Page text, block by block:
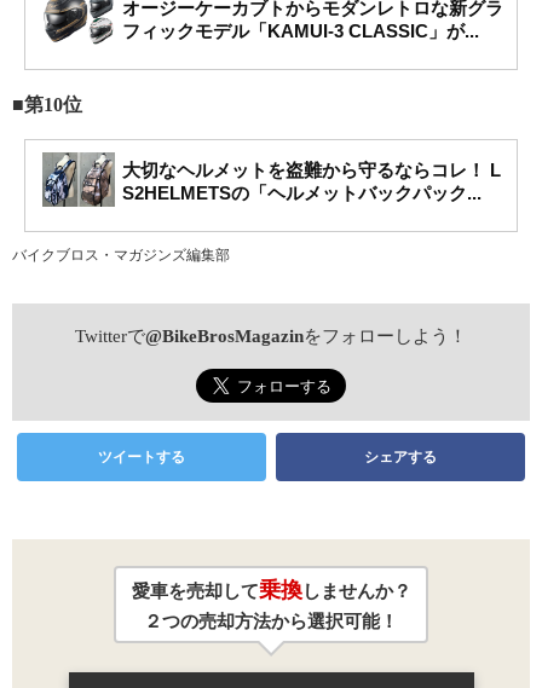
オージーケーカブトからモダンレトロな新グラ
フィックモデル「KAMUI-3 CLASSIC」が...
■第10位
大切なヘルメットを盗難から守るならコレ！ L
S2HELMETSの「ヘルメットバックパック...
バイクブロス・マガジンズ編集部
Twitterで@BikeBrosMagazinをフォローしよう！
ツイートする シェアする
愛車を売却して乗換しませんか？
２つの売却方法から選択可能！